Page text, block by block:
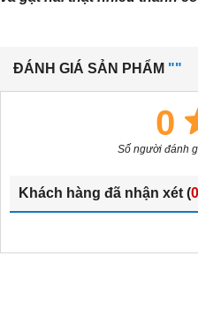
ĐÁNH GIÁ SẢN PHẨM ""
0
Số người đánh
Khách hàng đã nhận xét (0